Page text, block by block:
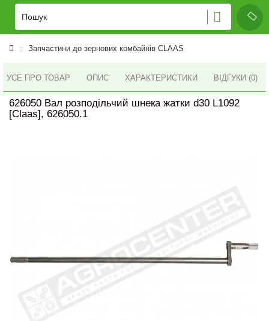
Запчастини до зернових комбайнів CLAAS
УСЕ ПРО ТОВАР ОПИС ХАРАКТЕРИСТИКИ ВІДГУКИ (0)
626050 Вал розподільчий шнека жатки d30 L1092
[Claas], 626050.1